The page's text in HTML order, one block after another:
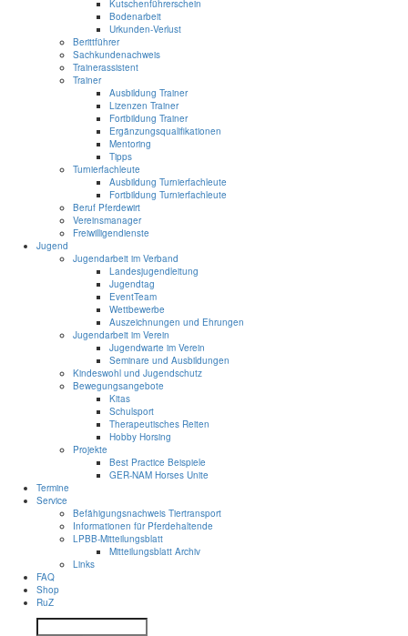
Kutschenführerschein
Bodenarbeit
Urkunden-Verlust
Berittführer
Sachkundenachweis
Trainerassistent
Trainer
Ausbildung Trainer
Lizenzen Trainer
Fortbildung Trainer
Ergänzungsqualifikationen
Mentoring
Tipps
Turnierfachleute
Ausbildung Turnierfachleute
Fortbildung Turnierfachleute
Beruf Pferdewirt
Vereinsmanager
Freiwilligendienste
Jugend
Jugendarbeit im Verband
Landesjugendleitung
Jugendtag
EventTeam
Wettbewerbe
Auszeichnungen und Ehrungen
Jugendarbeit im Verein
Jugendwarte im Verein
Seminare und Ausbildungen
Kindeswohl und Jugendschutz
Bewegungsangebote
Kitas
Schulsport
Therapeutisches Reiten
Hobby Horsing
Projekte
Best Practice Beispiele
GER-NAM Horses Unite
Termine
Service
Befähigungsnachweis Tiertransport
Informationen für Pferdehaltende
LPBB-Mitteilungsblatt
Mitteilungsblatt Archiv
Links
FAQ
Shop
RuZ